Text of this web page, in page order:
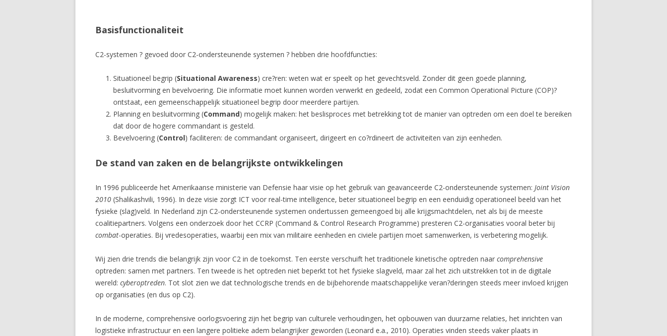
Basisfunctionaliteit
C2-systemen ? gevoed door C2-ondersteunende systemen ? hebben drie hoofdfuncties:
Situationeel begrip (Situational Awareness) cre?ren: weten wat er speelt op het gevechtsveld. Zonder dit geen goede planning,
besluitvorming en bevelvoering. Die informatie moet kunnen worden verwerkt en gedeeld, zodat een Common Operational Picture (COP)?
ontstaat, een gemeenschappelijk situationeel begrip door meerdere partijen.
Planning en besluitvorming (Command) mogelijk maken: het beslisproces met betrekking tot de manier van optreden om een doel te bereiken
dat door de hogere commandant is gesteld.
Bevelvoering (Control) faciliteren: de commandant organiseert, dirigeert en co?rdineert de activiteiten van zijn eenheden.
De stand van zaken en de belangrijkste ontwikkelingen
In 1996 publiceerde het Amerikaanse ministerie van Defensie haar visie op het gebruik van geavanceerde C2-ondersteunende systemen: Joint Vision
2010 (Shalikashvili, 1996). In deze visie zorgt ICT voor real-time intelligence, beter situationeel begrip en een eenduidig operationeel beeld van het
fysieke (slag)veld. In Nederland zijn C2-ondersteunende systemen ondertussen gemeengoed bij alle krijgsmachtdelen, net als bij de meeste
coalitiepartners. Volgens een onderzoek door het CCRP (Command & Control Research Programme) presteren C2-organisaties vooral beter bij
combat-operaties. Bij vredesoperaties, waarbij een mix van militaire eenheden en civiele partijen moet samenwerken, is verbetering mogelijk.
Wij zien drie trends die belangrijk zijn voor C2 in de toekomst. Ten eerste verschuift het traditionele kinetische optreden naar comprehensive
optreden: samen met partners. Ten tweede is het optreden niet beperkt tot het fysieke slagveld, maar zal het zich uitstrekken tot in de digitale
wereld: cyberoptreden. Tot slot zien we dat technologische trends en de bijbehorende maatschappelijke veran?deringen steeds meer invloed krijgen
op organisaties (en dus op C2).
In de moderne, comprehensive oorlogsvoering zijn het begrip van culturele verhoudingen, het opbouwen van duurzame relaties, het inrichten van
logistieke infrastructuur en een langere politieke adem belangrijker geworden (Leonard e.a., 2010). Operaties vinden steeds vaker plaats in